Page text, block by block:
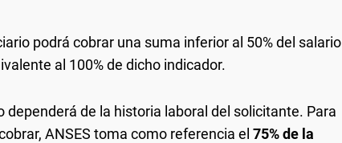
podrá cobrar una suma inferior al 50% del salario
al 100% de dicho indicador.
de la historia laboral del solicitante. Para
ANSES toma como referencia el 75% de la